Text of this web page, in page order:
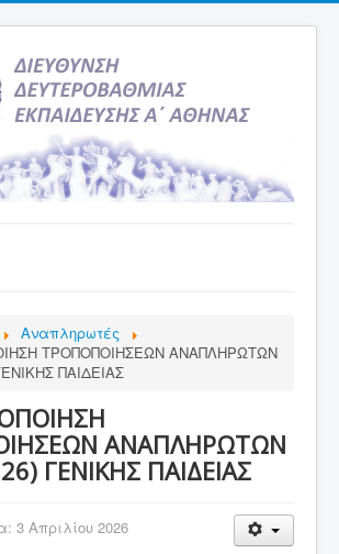
Αναπληρωτές
ΤΡΟΠΟΠΟΙΗΣΕΩΝ ΑΝΑΠΛΗΡΩΤΩΝ
ΠΑΙΔΕΙΑΣ
ΑΝΑΠΛΗΡΩΤΩΝ
ΓΕΝΙΚΗΣ ΠΑΙΔΕΙΑΣ
3 Απριλίου 2026